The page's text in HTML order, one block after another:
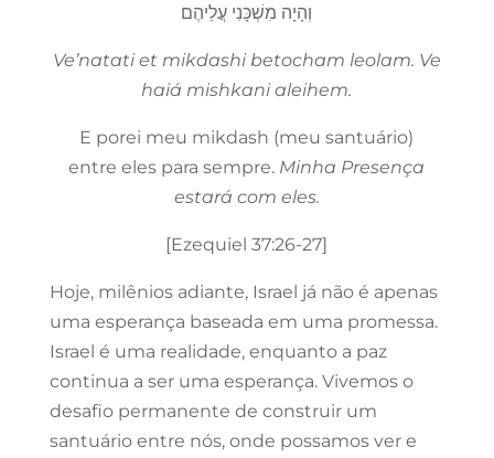
וְהָיָה מִשְׁכָּנִי עֲלֵיהֶם
Ve’natati et mikdashi betocham leolam. Ve
haiá mishkani aleihem.
E porei meu mikdash (meu santuário)
entre eles para sempre. Minha Presença
estará com eles.
[Ezequiel 37:26-27]
Hoje, milênios adiante, Israel já não é apenas
uma esperança baseada em uma promessa.
Israel é uma realidade, enquanto a paz
continua a ser uma esperança. Vivemos o
desafio permanente de construir um
santuário entre nós, onde possamos ver e